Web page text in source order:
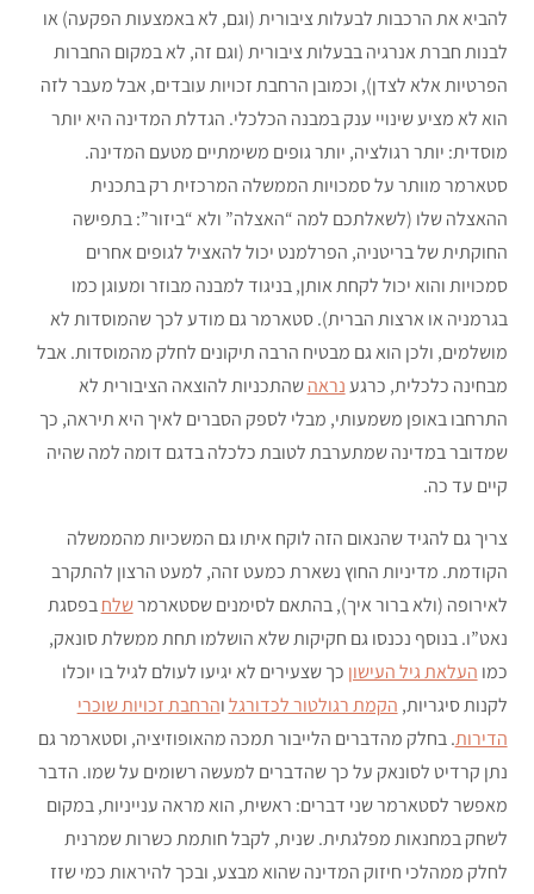
להביא את הרכבות לבעלות ציבורית (וגם, לא באמצעות הפקעה) או
לבנות חברת אנרגיה בבעלות ציבורית (וגם זה, לא במקום החברות
הפרטיות אלא לצדן), וכמובן הרחבת זכויות עובדים, אבל מעבר לזה
הוא לא מציע שינויי ענק במבנה הכלכלי. הגדלת המדינה היא יותר
מוסדית: יותר רגולציה, יותר גופים משימתיים מטעם המדינה.
סטארמר מוותר על סמכויות הממשלה המרכזית רק בתכנית
ההאצלה שלו (לשאלתכם למה “האצלה” ולא “ביזור”: בתפישה
החוקתית של בריטניה, הפרלמנט יכול להאציל לגופים אחרים
סמכויות והוא יכול לקחת אותן, בניגוד למבנה מבוזר ומעוגן כמו
בגרמניה או ארצות הברית). סטארמר גם מודע לכך שהמוסדות לא
מושלמים, ולכן הוא גם מבטיח הרבה תיקונים לחלק מהמוסדות. אבל
מבחינה כלכלית, כרגענראהשהתכניות להוצאה הציבורית לא
התרחבו באופן משמעותי, מבלי לספק הסברים לאיך היא תיראה, כך
שמדובר במדינה שמתערבת לטובת כלכלה בדגם דומה למה שהיה
קיים עד כה.
צריך גם להגיד שהנאום הזה לוקח איתו גם המשכיות מהממשלה
הקודמת. מדיניות החוץ נשארת כמעט זהה, למעט הרצון להתקרב
לאירופה (ולא ברור איך), בהתאם לסימנים שסטארמרשלחבפסגת
נאט”ו. בנוסף נכנסו גם חקיקות שלא הושלמו תחת ממשלת סונאק,
כמו העלאת גיל העישון כך שצעירים לא יגיעו לעולם לגיל בו יוכלו
לקנות סיגריות, הקמת רגולטור לכדורגלוהרחבת זכויות שוכרי
הדירות. בחלק מהדברים הלייבור תמכה מהאופוזיציה, וסטארמר גם
נתן קרדיט לסונאק על כך שהדברים למעשה רשומים על שמו. הדבר
מאפשר לסטארמר שני דברים: ראשית, הוא מראה ענייניות, במקום
לשחק במחנאות מפלגתית. שנית, לקבל חותמת כשרות שמרנית
לחלק ממהלכי חיזוק המדינה שהוא מבצע, ובכך להיראות כמי שזז